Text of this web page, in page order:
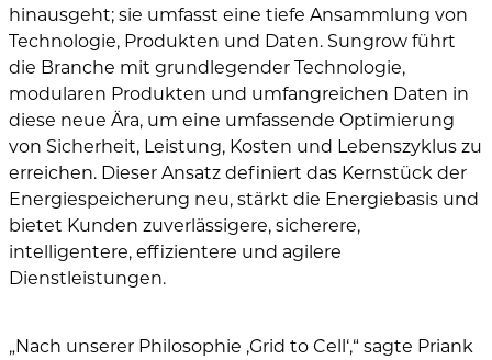
hinausgeht; sie umfasst eine tiefe Ansammlung von
Technologie, Produkten und Daten. Sungrow führt
die Branche mit grundlegender Technologie,
modularen Produkten und umfangreichen Daten in
diese neue Ära, um eine umfassende Optimierung
von Sicherheit, Leistung, Kosten und Lebenszyklus zu
erreichen. Dieser Ansatz definiert das Kernstück der
Energiespeicherung neu, stärkt die Energiebasis und
bietet Kunden zuverlässigere, sicherere,
intelligentere, effizientere und agilere
Dienstleistungen.
„Nach unserer Philosophie ‚Grid to Cell‘,“ sagte Priank